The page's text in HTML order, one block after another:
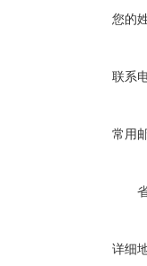
您的
联系
常用
详细